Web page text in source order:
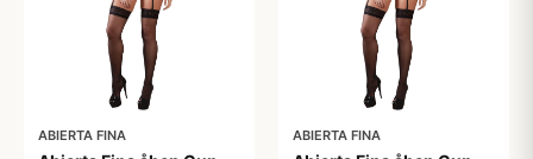
ABIERTA FINA ABIERTA FINA